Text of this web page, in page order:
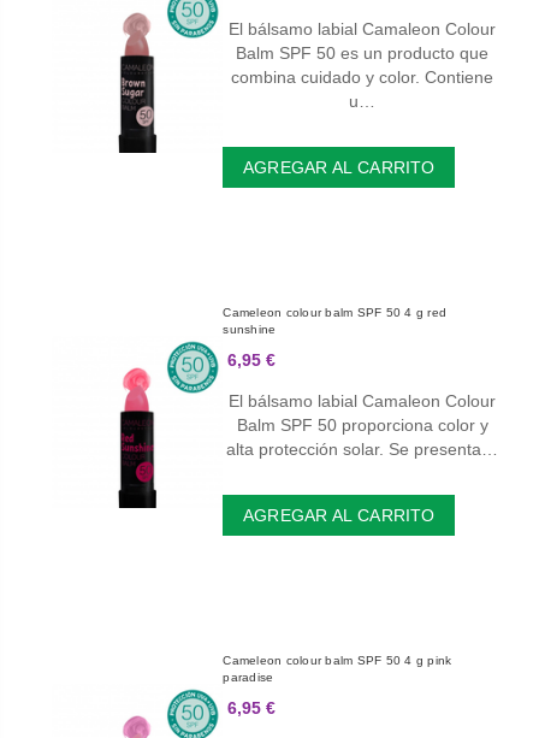
El bálsamo labial Camaleon Colour
Balm SPF 50 es un producto que
combina cuidado y color. Contiene
u…
AGREGAR AL CARRITO
Cameleon colour balm SPF 50 4 g red
sunshine
6,95 €
El bálsamo labial Camaleon Colour
Balm SPF 50 proporciona color y
alta protección solar. Se presenta…
AGREGAR AL CARRITO
Cameleon colour balm SPF 50 4 g pink
paradise
6,95 €